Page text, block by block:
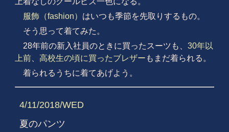
服飾（fashion） はいつも季節を先取りするもの。
そう思って着てみた。
28年前の新入社員のときに買ったスーツも、 30年以
上前、 高校生の頃に買ったブレザー もまだ着られる。
着られるうちに着てあげよう。
4/11/2018/WED
夏のパンツ